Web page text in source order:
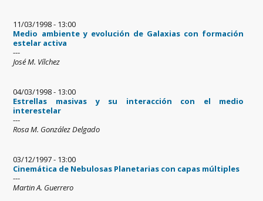
11/03/1998 - 13:00
Medio ambiente y evolución de Galaxias con formación
estelar activa
---
José M. Vílchez
04/03/1998 - 13:00
Estrellas masivas y su interacción con el medio
interestelar
---
Rosa M. González Delgado
03/12/1997 - 13:00
Cinemática de Nebulosas Planetarias con capas múltiples
---
Martin A. Guerrero